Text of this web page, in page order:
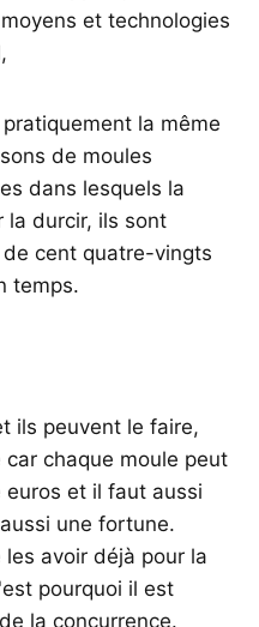
et technologies
la même
de moules
dans lesquels la
durcir, ils sont
cent quatre-vingts
temps.
ils peuvent le faire,
chaque moule peut
et il faut aussi
une fortune.
avoir déjà pour la
pourquoi il est
la concurrence.